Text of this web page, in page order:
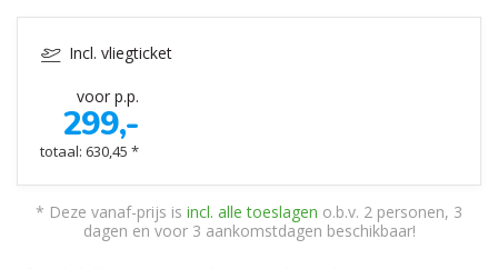
Incl. vliegticket
voor p.p.
299,-
totaal: 630,45 *
* Deze vanaf-prijs is incl. alle toeslagen o.b.v. 2 personen, 3
dagen en voor 3 aankomstdagen beschikbaar!